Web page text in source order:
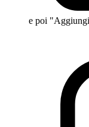
e poi